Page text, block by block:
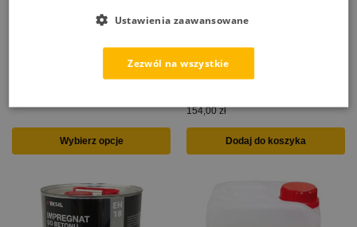
EKSIL EH-16 impregnat
gipsowej, elewacji, tynków
Wybierz opcje
EKSIL EH-17 impregnat
uniwersalny do elewacji, kostki
brukowej, kamienia, łupek,
gips, cegła, beton
154,00zł
Dodaj do koszyka
Zezwól na wszystkie
Ustawienia zaawansowane